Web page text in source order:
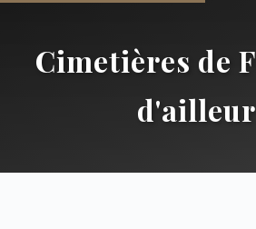
Cimetières de